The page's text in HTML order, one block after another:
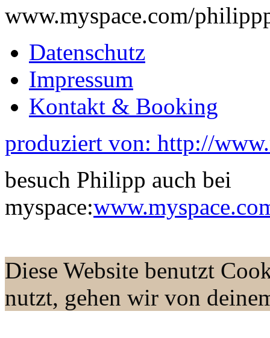
www.myspace.com/
Datenschutz
Impressum
Kontakt & Booking
produziert von: http://
besuch Philipp auch bei
myspace:
Diese Website benutzt
nutzt, gehen wir von